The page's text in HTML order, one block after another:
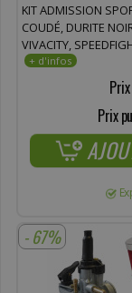
KIT ADMISSION
COUDÉ, DURITE
VIVACITY,
LOOXOR, ZENITH,
Prix
- 67%
(65)